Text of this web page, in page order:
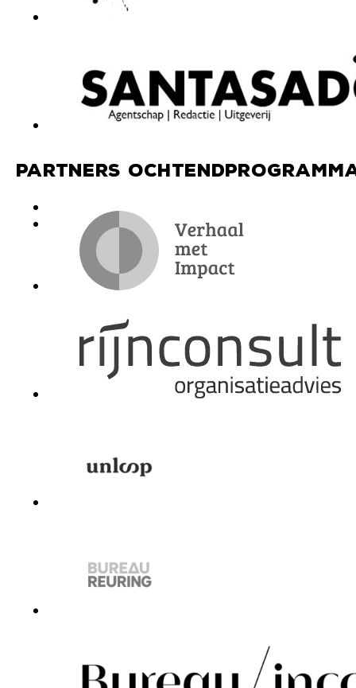
Partners